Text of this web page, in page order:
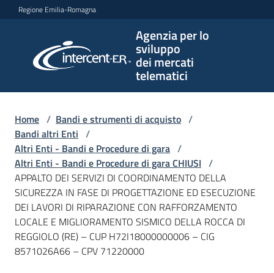
Vai al contenuto
Vai alla navigazione
Vai al footer
Regione Emilia-Romagna
Agenzia per lo
sviluppo
dei mercati
telematici
per lo
sviluppo
telematici
L'Agenzia
Bandi
e
strumenti
Home / Bandi e strumenti di acquisto /
Bandi altri Enti /
Altri Enti - Bandi e Procedure di gara /
Altri Enti - Bandi e Procedure di gara CHIUSI /
APPALTO DEI SERVIZI DI COORDINAMENTO DELLA
SICUREZZA IN FASE DI PROGETTAZIONE ED ESECUZIONE
DEI LAVORI DI RIPARAZIONE CON RAFFORZAMENTO
LOCALE E MIGLIORAMENTO SISMICO DELLA ROCCA DI
REGGIOLO (RE) – CUP H72I18000000006 – CIG
8571026A66 – CPV 71220000